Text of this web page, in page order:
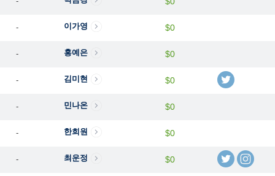
- 이가영 $0
- 홍예은 $0
- 김미현 $0
- 민나온 $0
- 한희원 $0
- 최운정 $0